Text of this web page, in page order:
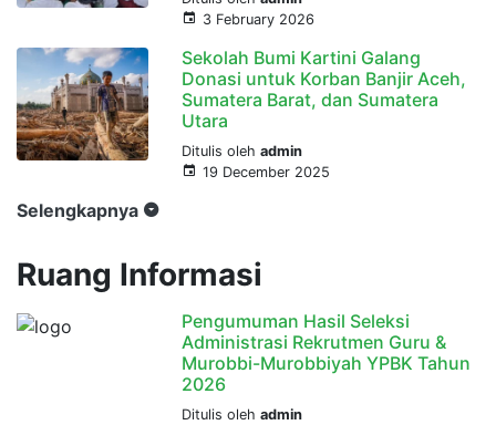
3 February 2026
Sekolah Bumi Kartini Galang
Donasi untuk Korban Banjir Aceh,
Sumatera Barat, dan Sumatera
Utara
Ditulis olehadmin
19 December 2025
Selengkapnya
Ruang Informasi
Pengumuman Hasil Seleksi
Administrasi Rekrutmen Guru &
Murobbi-Murobbiyah YPBK Tahun
2026
Ditulis olehadmin